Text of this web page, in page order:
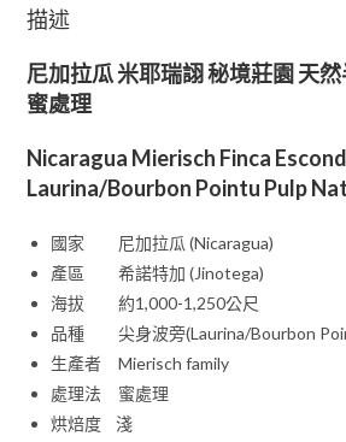
描述
尼加拉瓜 米耶瑞詡 秘境莊園 天
蜜處理
Nicaragua Mierisch Finca
Laurina/Bourbon Pointu Pulp
國家 尼加拉瓜 (Nicaragua)
產區 希諾特加 (Jinotega)
海拔 約1,000-1,250公尺
品種 尖身波旁(Laurina/Bourbon
生產者 Mierisch family
處理法 蜜處理
烘焙度 淺